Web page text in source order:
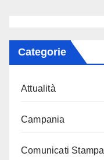
Categorie
Attualità
Campania
Comunicati Stampa